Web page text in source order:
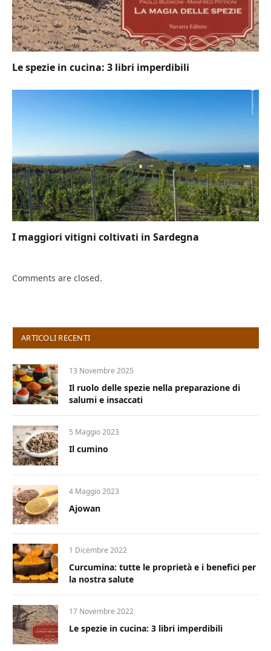
Le spezie in cucina: 3 libri imperdibili
I maggiori vitigni coltivati in Sardegna
Comments are closed.
ARTICOLI RECENTI
13 Novembre 2025
Il ruolo delle spezie nella preparazione di
salumi e insaccati
5 Maggio 2023
Il cumino
4 Maggio 2023
Ajowan
1 Dicembre 2022
Curcumina: tutte le proprietà e i benefici per
la nostra salute
17 Novembre 2022
Le spezie in cucina: 3 libri imperdibili